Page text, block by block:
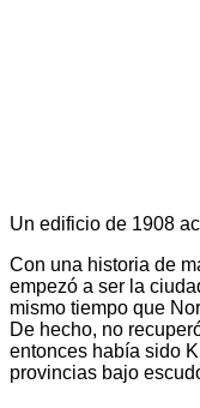
Un edificio de 1908
Con una historia de
empezó a ser la
mismo tiempo que
De hecho, no
entonces había sido
provincias bajo